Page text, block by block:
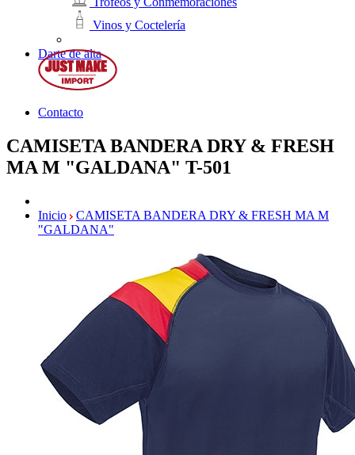
Vinos y Coctelería
Darte de alta
Contacto
CAMISETA BANDERA DRY & FRESH
MA M "GALDANA" T-501
Inicio
CAMISETA BANDERA DRY & FRESH MA M
"GALDANA"